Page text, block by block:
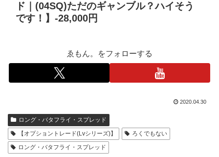
ド｜(04SQ)ただのギャンブル？ハイそう
です！】-28,000円
ゑもん。をフォローする
2020.04.30
ロング・バタフライ・スプレッド
【オプショントレード(Lvシリーズ)】
ろくでもない
ロング・バタフライ・スプレッド